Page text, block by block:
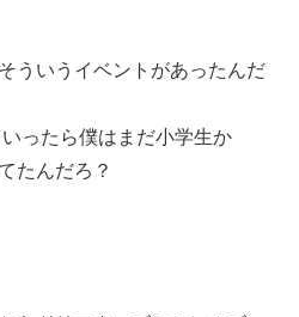
ういうイベントがあったんだ
ったら僕はまだ小学生か
たんだろ？